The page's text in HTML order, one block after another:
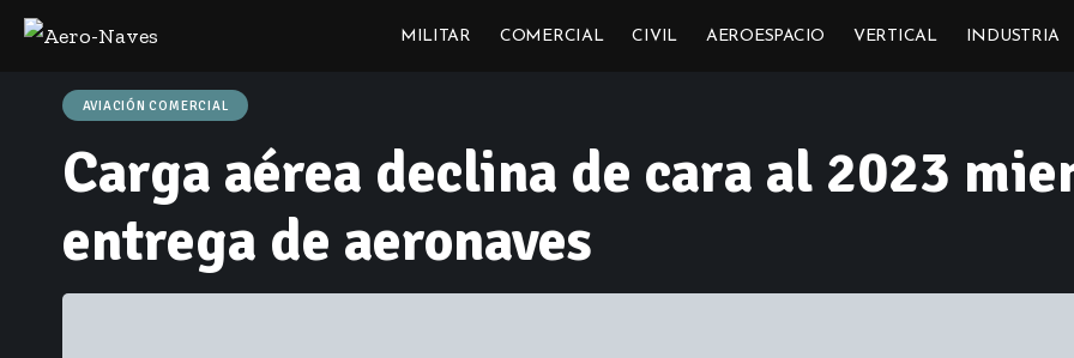
MILITAR COMERCIAL CIVIL AEROESPACIO VERTICAL INDUSTRIA
AVIACIÓN COMERCIAL
Carga aérea declina de cara al 2023
entrega de aeronaves